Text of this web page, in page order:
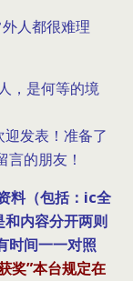
人都很难理
，是何等的境
发表！准备了
的朋友！
料（包括：ic全
内容分开两则
时间一一对照
奖”本台规定在